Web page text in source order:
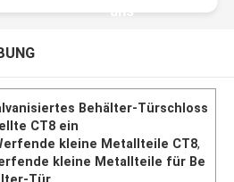
uns
Behälter-Türschloss
CT8 ein
kleine Metallteile CT8,
kleine Metallteile für Be
Tür